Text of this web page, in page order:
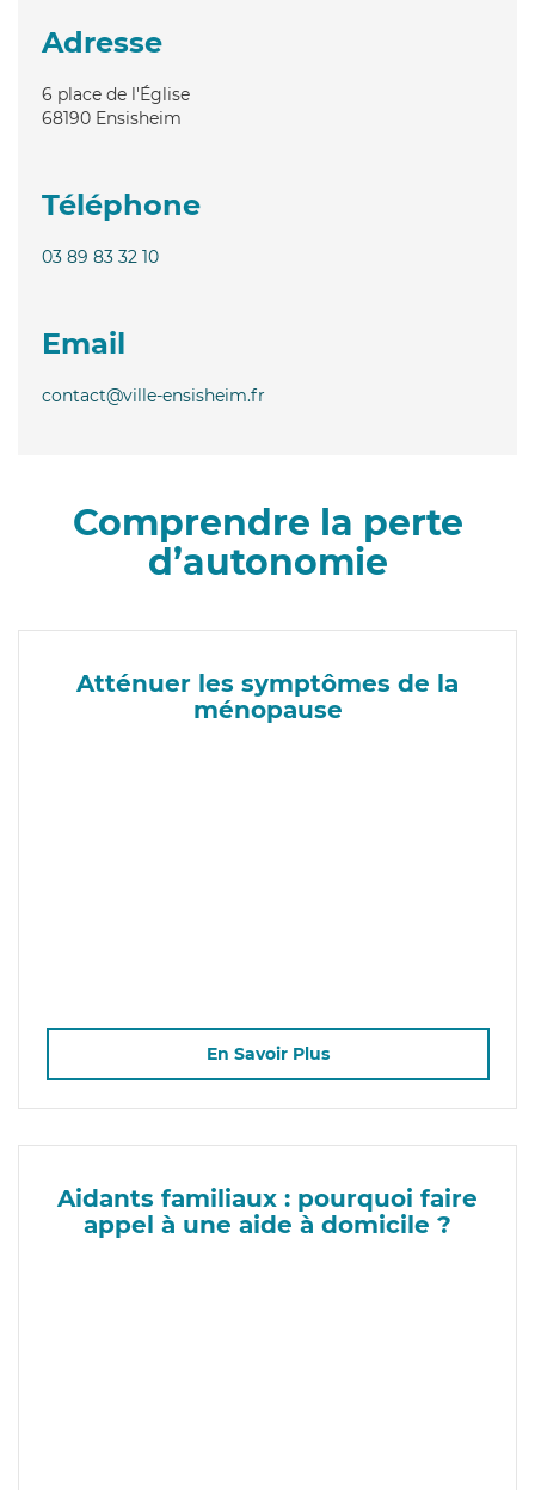
Adresse
6 place de l'Église
68190 Ensisheim
Téléphone
03 89 83 32 10
Email
contact@ville-ensisheim.fr
Comprendre la perte
d’autonomie
Atténuer les symptômes de la
ménopause
En Savoir Plus
Aidants familiaux : pourquoi faire
appel à une aide à domicile ?